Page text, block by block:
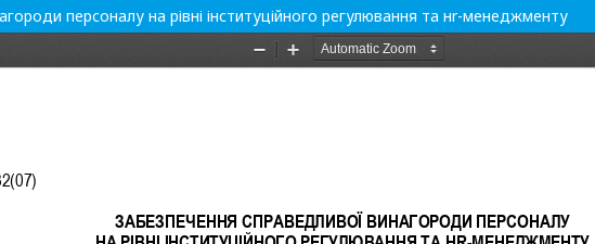
персоналу на рівні інституційного регулювання та нr-менеджменту